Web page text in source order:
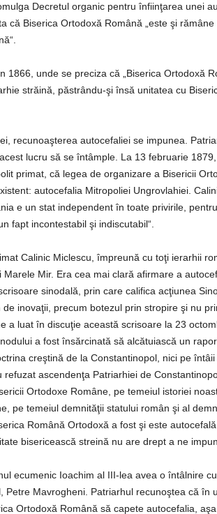
Decretul organic pentru înfiinţarea unei
că Biserica Ortodoxă Română „este şi
1866, unde se preciza că „Biserica Ortodoxă
străină, păstrându-şi însă unitatea cu
recunoaşterea autocefaliei se impunea.
lucru să se întâmple. La 13 februarie
primat, că legea de organizare a Bisericii
autocefalia Mitropoliei Ungrovlahiei.
e un stat independent în toate privirile,
fapt incontestabil şi indiscutabil“.
Calinic Miclescu, împreună cu toţi ierarhii
Mir. Era cea mai clară afirmare a
sinodală, prin care califica acţiunea
inovaţii, precum botezul prin stropire şi nu
a luat în discuţie această scrisoare la 23
a fost însărcinată să alcătuiască un
creştină de la Constantinopol, nici pe întâii
ascendenţa Patriarhiei de
Ortodoxe Române, pe temeiul istoriei
pe temeiul demnităţii statului român şi al
Română Ortodoxă a fost şi este
bisericească streină nu are drept a ne
ecumenic Ioachim al III-lea avea o întâlnire
Petre Mavrogheni. Patriarhul recunoştea că în
Ortodoxă Română să capete autocefalia,